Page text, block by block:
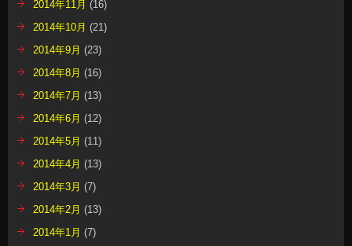
2014年11月 (16)
2014年10月 (21)
2014年9月 (23)
2014年8月 (16)
2014年7月 (13)
2014年6月 (12)
2014年5月 (11)
2014年4月 (13)
2014年3月 (7)
2014年2月 (13)
2014年1月 (7)